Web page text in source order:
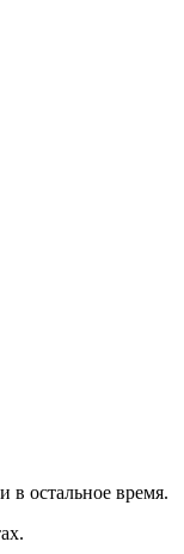
в остальное время.